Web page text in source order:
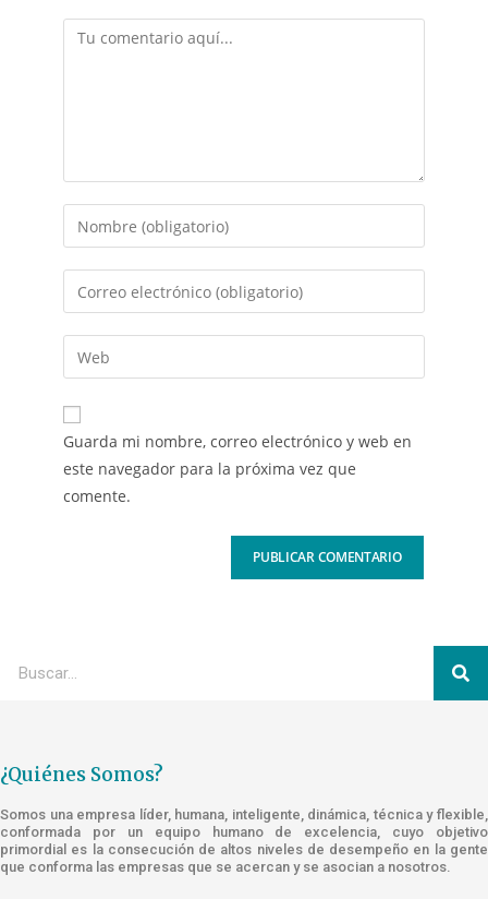
Guarda mi nombre, correo electrónico y web en
este navegador para la próxima vez que
comente.
¿Quiénes Somos?
Somos una empresa líder, humana, inteligente, dinámica, técnica y flexible,
conformada por un equipo humano de excelencia, cuyo objetivo
primordial es la consecución de altos niveles de desempeño en la gente
que conforma las empresas que se acercan y se asocian a nosotros.